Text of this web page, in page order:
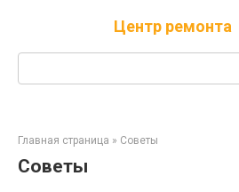
Центр ремонта
Поиск:
Главная страница » Советы
Советы